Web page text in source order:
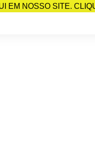
EM NOSSO SITE.